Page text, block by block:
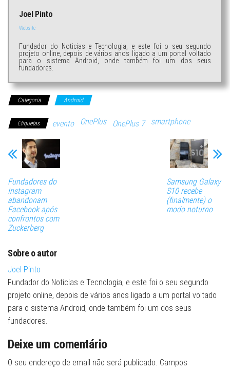
Joel Pinto
Website
Fundador do Noticias e Tecnologia, e este foi o seu segundo
projeto online, depois de vários anos ligado a um portal voltado
para o sistema Android, onde também foi um dos seus
fundadores.
Categoria Android
Etiquetas evento OnePlus OnePlus 7 smartphone
Fundadores do
Instagram
abandonam
Facebook após
confrontos com
Zuckerberg
Samsung Galaxy
S10 recebe
(finalmente) o
modo noturno
Sobre o autor
Joel Pinto
Fundador do Noticias e Tecnologia, e este foi o seu segundo
projeto online, depois de vários anos ligado a um portal voltado
para o sistema Android, onde também foi um dos seus
fundadores.
Deixe um comentário
O seu endereço de email não será publicado. Campos